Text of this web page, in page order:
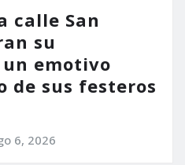
calle San
su
emotivo
de sus festeros
6, 2026